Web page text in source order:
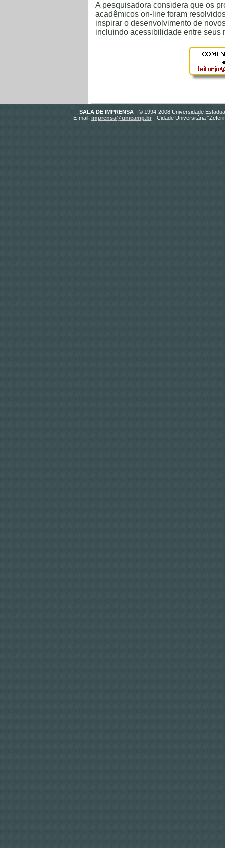
A pesquisadora considera que os
acadêmicos on-line foram
inspirar o desenvolvimento de
incluindo acessibilidade entre seus
SALA DE IMPRENSA- © 1994-2008 Universidade
E-mail: imprensa@unicamp.br- Cidade Universitária